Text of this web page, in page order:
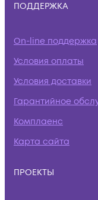
ПОДДЕРЖКА
On-line поддержка
Условия оплаты
Условия доставки
Гарантийное
Комплаенс
Карта сайта
ПРОЕКТЫ